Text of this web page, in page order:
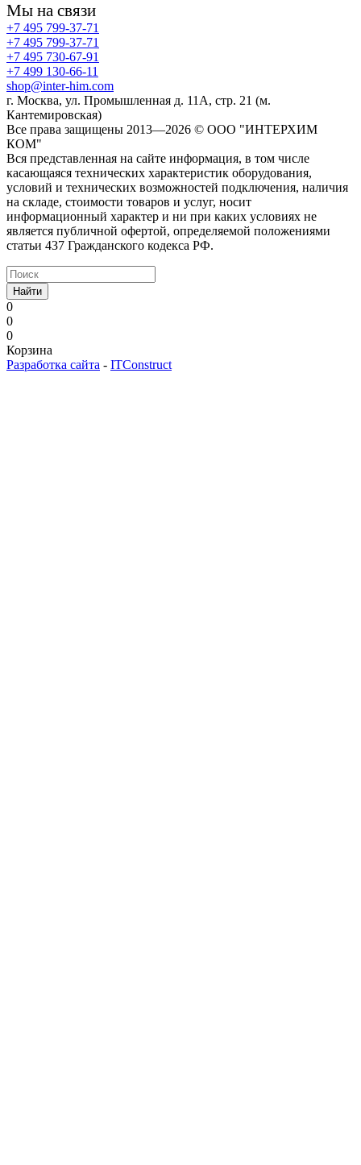
Мы на связи
+7 495 799-37-71
+7 495 799-37-71
+7 495 730-67-91
+7 499 130-66-11
shop@inter-him.com
г. Москва, ул. Промышленная д. 11А, стр. 21 (м.
Кантемировская)
Все права защищены 2013—2026 © OOO "ИНТЕРХИМ
КОМ"
Вся представленная на сайте информация, в том числе
касающаяся технических характеристик оборудования,
условий и технических возможностей подключения, наличия
на складе, стоимости товаров и услуг, носит
информационный характер и ни при каких условиях не
является публичной офертой, определяемой положениями
статьи 437 Гражданского кодекса РФ.
Найти
0
0
0
Корзина
Разработка сайта - ITConstruct